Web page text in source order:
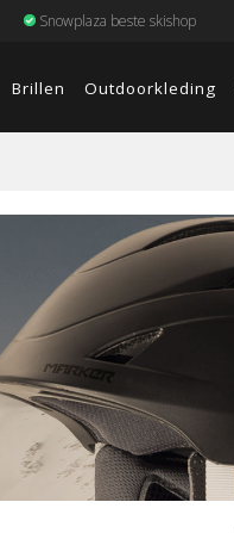
Snowplaza beste skishop
Brillen Outdoorkleding